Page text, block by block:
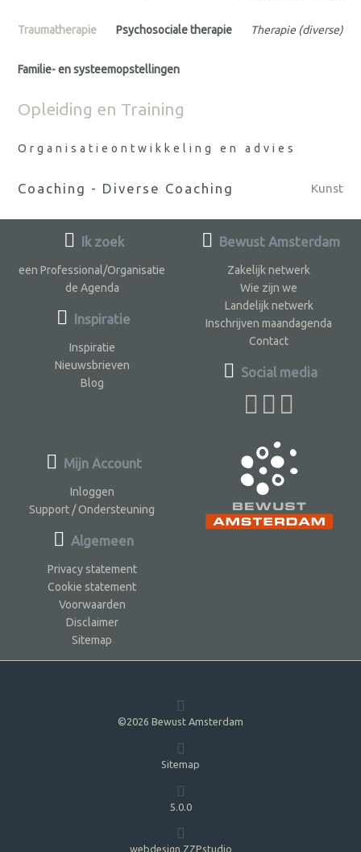
Traumatherapie Psychosociale therapie Therapie (diverse)
Familie- en systeemopstellingen
Opleiding en Training
Organisatieontwikkeling en advies
Coaching - Diverse Coaching Kunst
Ik zoek
een Professional/Organisatie
de Agenda
Inspiratie
Inspiratie
Nieuwsbrieven
Blog
Bewust Amsterdam
Zakelijk netwerk
Wie zijn we
Landelijk netwerk
Inschrijven maandagenda
Contact
Social media
Mijn Account
Inloggen
Support / Ondersteuning
Algemeen
Privacy statement
Cookie statement
Voorwaarden
Disclaimer
Sitemap
©2026 Bewust Amsterdam
Sitemap
5.0.0
webdesign ZZPstudio